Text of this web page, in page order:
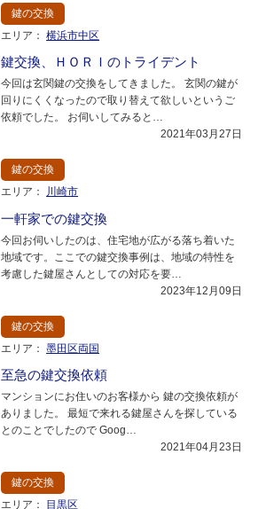
鍵の交換
エリア： 横浜市中区
鍵交換、ＨＯＲＩのトライデント
今回は玄関鍵の交換をしてきました。 玄関の鍵が
回りにくくなったので取り替えて欲しいというご
依頼でした。 お伺いしてみると…
2021年03月27日
鍵の交換
エリア：
川崎市
一軒家での鍵交換
今回お伺いしたのは、住宅地が広がる落ち着いた
地域です。ここでの鍵交換事例は、地域の特性を
考慮した鍵屋さんとしての対応を要…
2023年12月09日
鍵の交換
エリア： 墨田区両国
至急の鍵交換依頼
マンションにお住いのお客様から 鍵の交換依頼が
ありました。 最短で来れる鍵屋さんを探している
とのことでしたので Goog…
2021年04月23日
鍵の交換
エリア：
目黒区